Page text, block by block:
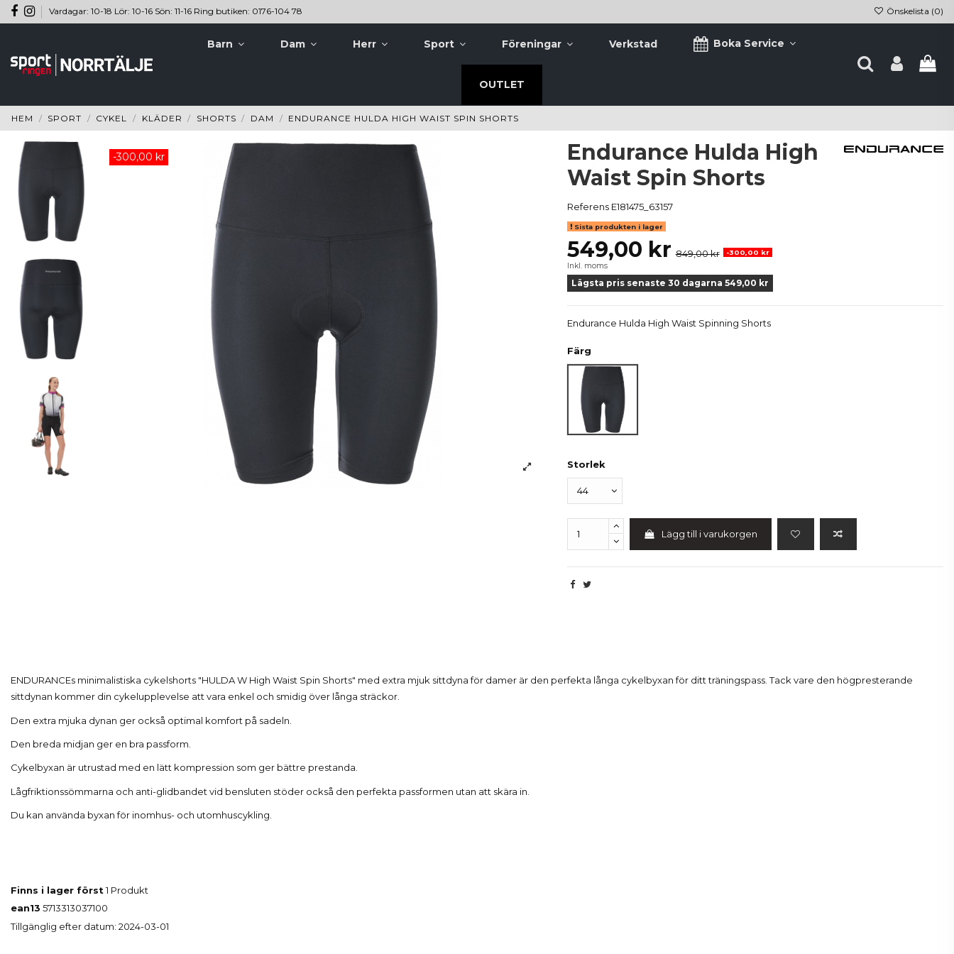
Vardagar: 10-18 Lör: 10-16 Sön: 11-16 Ring butiken: 0176-104 78 Önskelista (0)
Barn Dam Herr Sport Föreningar Verkstad Boka Service
OUTLET
HEM SPORT CYKEL KLÄDER SHORTS DAM ENDURANCE HULDA HIGH WAIST SPIN SHORTS
-300,00 kr
Endurance Hulda High
Waist Spin Shorts
Referens E181475_63157
Sista produkten i lager
549,00 kr 849,00 kr -300,00 kr
Inkl. moms
Lägsta pris senaste 30 dagarna 549,00 kr
Endurance Hulda High Waist Spinning Shorts
Färg
Svart
Storlek
Lägg till i varukorgen
ENDURANCEs minimalistiska cykelshorts "HULDA W High Waist Spin Shorts" med extra mjuk sittdyna för damer är den perfekta långa cykelbyxan för ditt träningspass. Tack vare den högpresterande
sittdynan kommer din cykelupplevelse att vara enkel och smidig över långa sträckor.
Den extra mjuka dynan ger också optimal komfort på sadeln.
Den breda midjan ger en bra passform.
Cykelbyxan är utrustad med en lätt kompression som ger bättre prestanda.
Lågfriktionssömmarna och anti-glidbandet vid bensluten stöder också den perfekta passformen utan att skära in.
Du kan använda byxan för inomhus- och utomhuscykling.
Finns i lager först1 Produkt
ean13 5713313037100
Tillgänglig efter datum: 2024-03-01